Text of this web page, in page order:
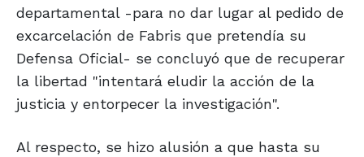
departamental -para no dar lugar al pedido de
excarcelación de Fabris que pretendía su
Defensa Oficial- se concluyó que de recuperar
la libertad "intentará eludir la acción de la
justicia y entorpecer la investigación".
Al respecto, se hizo alusión a que hasta su